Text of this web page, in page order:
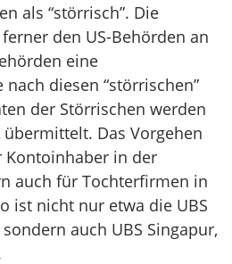
als “störrisch”. Die
den US-Behörden an
eine
diesen “störrischen”
der Störrischen werden
übermittelt. Das Vorgehen
in der
auch für Tochterfirmen in
ist nicht nur etwa die UBS
auch UBS Singapur,